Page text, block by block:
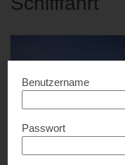
Benutzername
Passwort